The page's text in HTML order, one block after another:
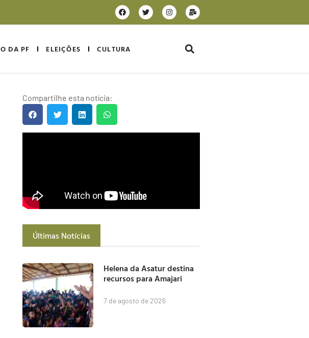
DA PF ELEIÇÕES CULTURA
Compartilhe esta notícia:
Últimas Notícias
Helena da Asatur destina
recursos para Amajari
7 de agosto de 2026